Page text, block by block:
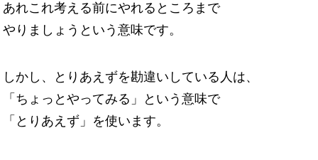
あれこれ考える前にやれるところまで
やりましょうという意味です。
しかし、とりあえずを勘違いしている人は、
「ちょっとやってみる」という意味で
「とりあえず」を使います。